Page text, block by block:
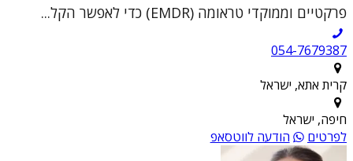
פרקטיים וממוקדי טראומה (EMDR) כדי לאפשר הקל...
054-7679387
קרית אתא, ישראל
חיפה, ישראל
לפרטים
הודעה לווטסאפ